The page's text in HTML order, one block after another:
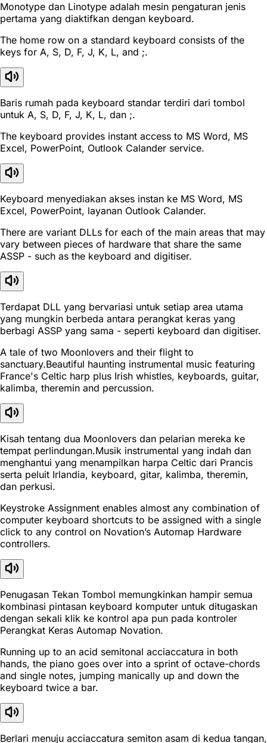
Monotype dan Linotype adalah mesin pengaturan jenis
pertama yang diaktifkan dengan keyboard.
The home row on a standard keyboard consists of the
keys for A, S, D, F, J, K, L, and ;.
Baris rumah pada keyboard standar terdiri dari tombol
untuk A, S, D, F, J, K, L, dan ;.
The keyboard provides instant access to MS Word, MS
Excel, PowerPoint, Outlook Calander service.
Keyboard menyediakan akses instan ke MS Word, MS
Excel, PowerPoint, layanan Outlook Calander.
There are variant DLLs for each of the main areas that may
vary between pieces of hardware that share the same
ASSP - such as the keyboard and digitiser.
Terdapat DLL yang bervariasi untuk setiap area utama
yang mungkin berbeda antara perangkat keras yang
berbagi ASSP yang sama - seperti keyboard dan digitiser.
A tale of two Moonlovers and their flight to
sanctuary.Beautiful haunting instrumental music featuring
France's Celtic harp plus Irish whistles, keyboards, guitar,
kalimba, theremin and percussion.
Kisah tentang dua Moonlovers dan pelarian mereka ke
tempat perlindungan.Musik instrumental yang indah dan
menghantui yang menampilkan harpa Celtic dari Prancis
serta peluit Irlandia, keyboard, gitar, kalimba, theremin,
dan perkusi.
Keystroke Assignment enables almost any combination of
computer keyboard shortcuts to be assigned with a single
click to any control on Novation’s Automap Hardware
controllers.
Penugasan Tekan Tombol memungkinkan hampir semua
kombinasi pintasan keyboard komputer untuk ditugaskan
dengan sekali klik ke kontrol apa pun pada kontroler
Perangkat Keras Automap Novation.
Running up to an acid semitonal acciaccatura in both
hands, the piano goes over into a sprint of octave-chords
and single notes, jumping manically up and down the
keyboard twice a bar.
Berlari menuju acciaccatura semiton asam di kedua tangan,